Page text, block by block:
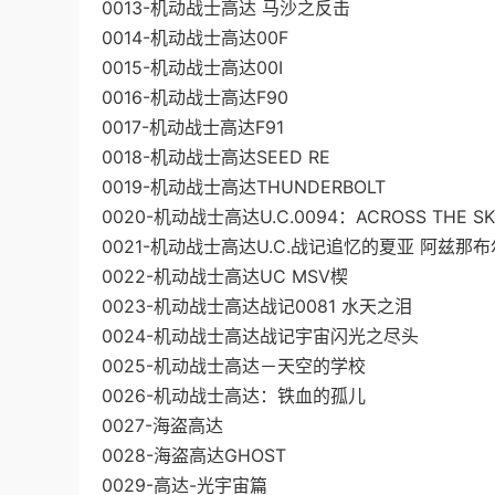
0013-机动战士高达 马沙之反击
0014-机动战士高达00F
0015-机动战士高达00I
0016-机动战士高达F90
0017-机动战士高达F91
0018-机动战士高达SEED RE
0019-机动战士高达THUNDERBOLT
0020-机动战士高达U.C.0094：ACROSS THE
0021-机动战士高达U.C.战记追忆的夏亚 阿兹那布
0022-机动战士高达UC MSV楔
0023-机动战士高达战记0081 水天之泪
0024-机动战士高达战记宇宙闪光之尽头
0025-机动战士高达－天空的学校
0026-机动战士高达：铁血的孤儿
0027-海盗高达
0028-海盗高达GHOST
0029-高达-光宇宙篇